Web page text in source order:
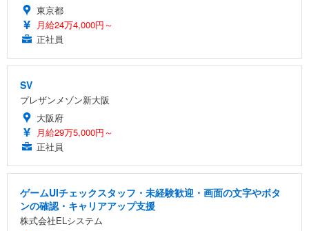
東京都
月給24万4,000円～
正社員
SV
プレザンメゾン新大阪
大阪府
月給29万5,000円～
正社員
ゲームUIチェックスタッフ・未経験歓迎・画面の文字やボタ
ンの確認・キャリアアップ支援
株式会社ELシステム